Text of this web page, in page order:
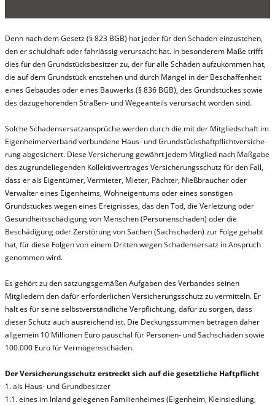
Denn nach dem Gesetz (§ 823 BGB) hat jeder für den Schaden einzustehen,
den er schuldhaft oder fahrlässig verursacht hat. In besonderem Maße trifft
dies für den Grundstücksbesitzer zu, der für alle Schäden aufzukommen hat,
die auf dem Grundstück entstehen und durch Mängel in der Beschaffenheit
eines Gebäudes oder eines Bauwerks (§ 836 BGB), des Grundstückes sowie
des dazugehörenden Straßen- und Wegeanteils verursacht worden sind.
Solche Schadensersatzansprüche werden durch die mit der Mitgliedschaft im
Eigenheimerverband verbundene Haus- und Grund­stücks­haft­pflicht­ver­si­che­
rung abgesichert. Diese Versicherung gewährt jedem Mitglied nach Maßgabe
des zugrundeliegenden Kollektivvertrages Versicherungsschutz für den Fall,
dass er als Eigentümer, Vermieter, Mieter, Pächter, Nießbraucher oder
Verwalter eines Eigenheims, Wohneigentums oder eines sonstigen
Grundstückes wegen eines Ereignisses, das den Tod, die Verletzung oder
Gesundheitsschädigung von Menschen (Personenschaden) oder die
Beschädigung oder Zerstörung von Sachen (Sachschaden) zur Folge gehabt
hat, für diese Folgen von einem Dritten wegen Schadensersatz in Anspruch
genommen wird.
Es gehört zu den satzungsgemäßen Aufgaben des Verbandes seinen
Mitgliedern den dafür erforderlichen Versicherungsschutz zu vermitteln. Er
hält es für seine selbstverständliche Verpflichtung, dafür zu sorgen, dass
dieser Schutz auch ausreichend ist. Die Deckungssummen betragen daher
allgemein 10 Millionen Euro pauschal für Personen- und Sachschäden sowie
100.000 Euro für Vermögensschäden.
Der Versicherungsschutz erstreckt sich auf die gesetzliche Haftpflicht
1. als Haus- und Grundbesitzer
1.1. eines im Inland gelegenen Familienheimes (Eigenheim, Kleinsiedlung,